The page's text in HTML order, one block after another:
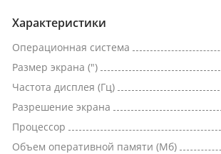
Характеристики
Операционная система
Размер экрана (")
Частота дисплея (Гц)
Разрешение экрана
Процессор
Объем оперативной памяти (Мб)